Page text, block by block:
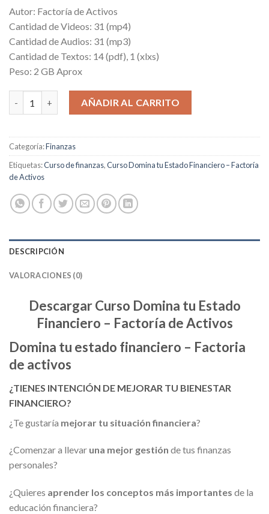
Autor: Factoría de Activos
Cantidad de Videos: 31 (mp4)
Cantidad de Audios: 31 (mp3)
Cantidad de Textos: 14 (pdf), 1 (xlxs)
Peso: 2 GB Aprox
Domina tu Estado Financiero cantidad
AÑADIR AL CARRITO
Categoría:Finanzas
Etiquetas:Curso de finanzas,Curso Domina tu Estado Financiero – Factoría
de Activos
DESCRIPCIÓN
VALORACIONES (0)
Descargar Curso Domina tu Estado
Financiero – Factoría de Activos
Domina tu estado financiero – Factoria
de activos
¿TIENES INTENCIÓN DE MEJORAR TU BIENESTAR
FINANCIERO?
¿Te gustaría mejorar tu situación financiera?
¿Comenzar a llevar una mejor gestión de tus finanzas
personales?
¿Quieres aprender los conceptos más importantes de la
educación financiera?